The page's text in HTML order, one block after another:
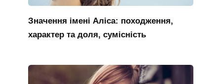
Значення імені Аліса: походження,
характер та доля, сумісність